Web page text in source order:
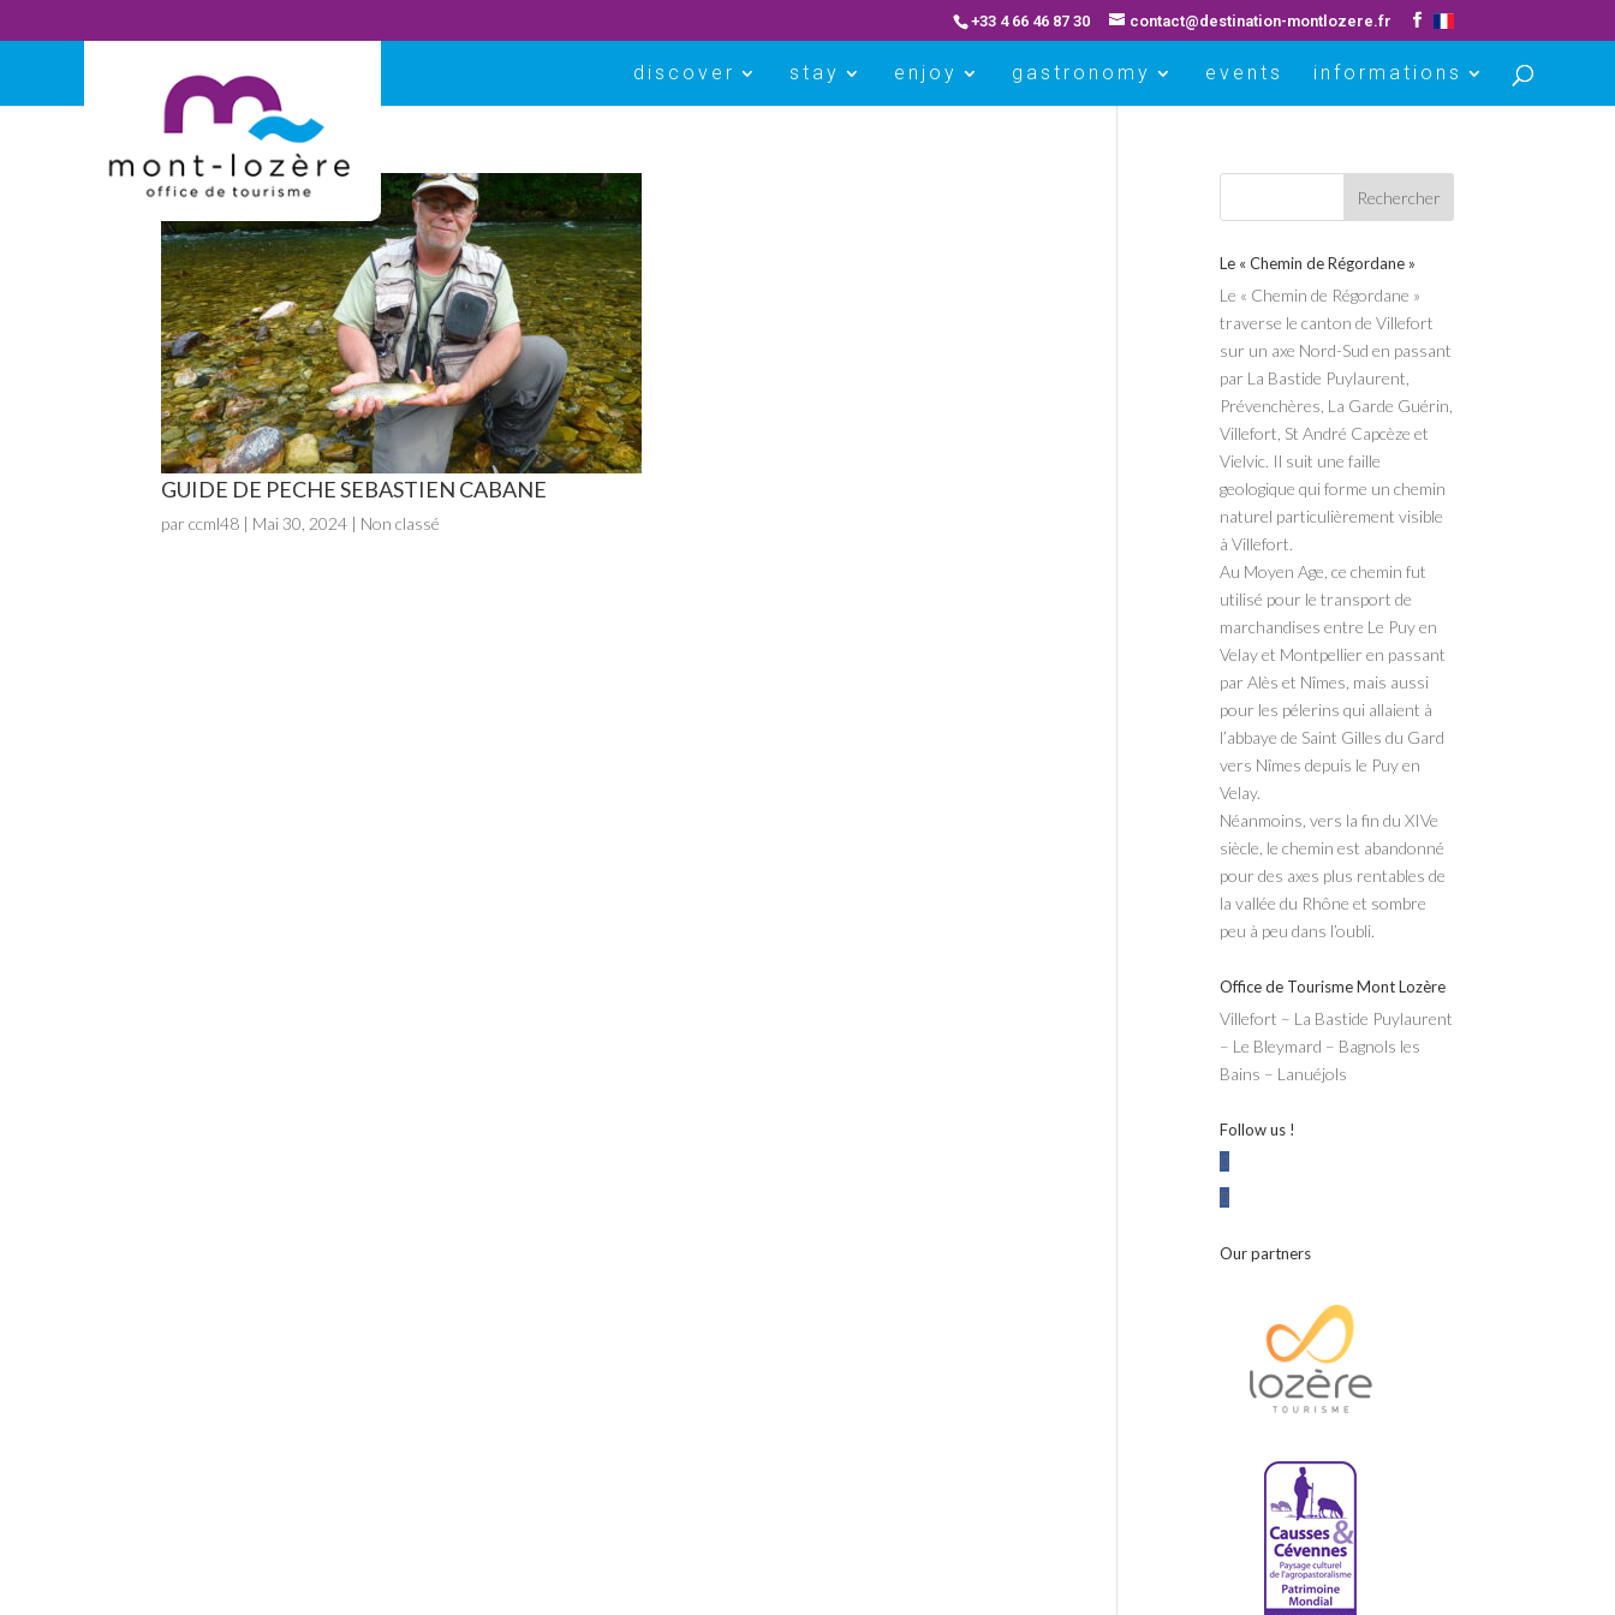
+33 4 66 46 87 30 contact@destination-montlozere.fr
discover stay enjoy gastronomy events informations
GUIDE DE PECHE SEBASTIEN CABANE
parccml48 | Mai 30, 2024 | Non classé
Le « Chemin de Régordane »
Le « Chemin de Régordane »
traverse le canton de Villefort
sur un axe Nord-Sud en passant
par La Bastide Puylaurent,
Prévenchères, La Garde Guérin,
Villefort, St André Capcèze et
Vielvic. Il suit une faille
geologique qui forme un chemin
naturel particulièrement visible
à Villefort.
Au Moyen Age, ce chemin fut
utilisé pour le transport de
marchandises entre Le Puy en
Velay et Montpellier en passant
par Alès et Nîmes, mais aussi
pour les pélerins qui allaient à
l’abbaye de Saint Gilles du Gard
vers Nîmes depuis le Puy en
Velay.
Néanmoins, vers la fin du XIVe
siècle, le chemin est abandonné
pour des axes plus rentables de
la vallée du Rhône et sombre
peu à peu dans l’oubli.
Office de Tourisme Mont Lozère
Villefort – La Bastide Puylaurent
– Le Bleymard – Bagnols les
Bains – Lanuéjols
Follow us !
Our partners